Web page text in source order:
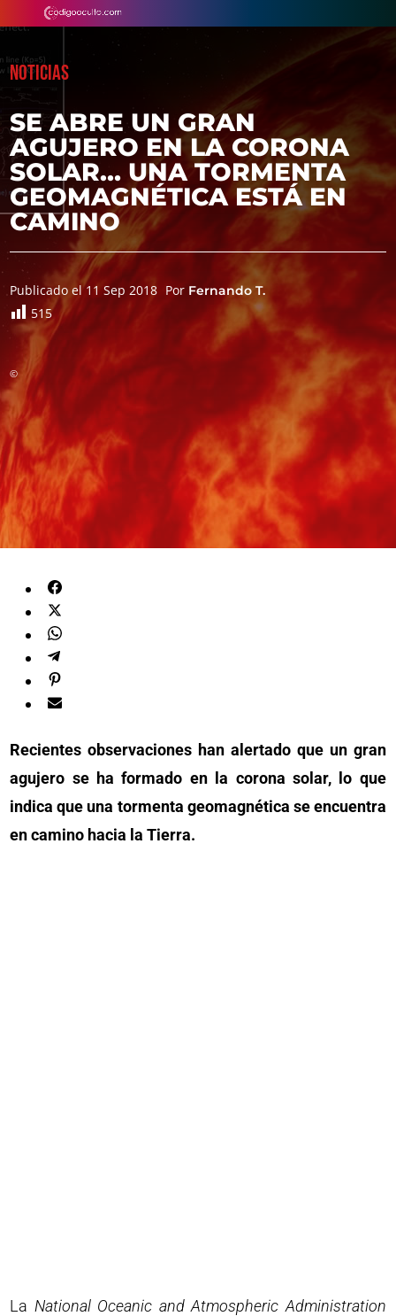
NOTICIAS
SE ABRE UN GRAN
AGUJERO EN LA CORONA
SOLAR… UNA TORMENTA
GEOMAGNÉTICA ESTÁ EN
CAMINO
Publicado el 11 Sep 2018 Por Fernando T.
515
©
Recientes observaciones han alertado que un gran
agujero se ha formado en la corona solar, lo que
indica que una tormenta geomagnética se encuentra
en camino hacia la Tierra.
La National Oceanic and Atmospheric Administration